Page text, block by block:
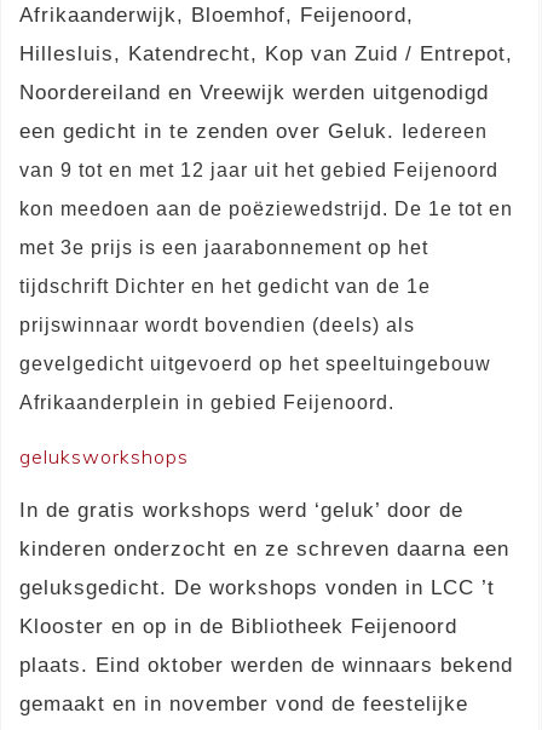
Afrikaanderwijk, Bloemhof, Feijenoord,
Hillesluis, Katendrecht, Kop van Zuid / Entrepot,
Noordereiland en Vreewijk werden uitgenodigd
een gedicht in te zenden over Geluk.
Iedereen
van 9 tot en met 12 jaar uit het gebied Feijenoord
kon meedoen aan de poëziewedstrijd. De 1e tot en
met 3e prijs is een jaarabonnement op het
tijdschrift Dichter en het gedicht van de 1e
prijswinnaar wordt bovendien (deels) als
gevelgedicht uitgevoerd op het speeltuingebouw
Afrikaanderplein in gebied Feijenoord.
geluksworkshops
In de gratis workshops werd ‘geluk’ door de
kinderen onderzocht en ze schreven daarna een
geluksgedicht. De workshops vonden in LCC ’t
Klooster en op in de Bibliotheek Feijenoord
plaats. Eind oktober werden de winnaars bekend
gemaakt en in november vond de feestelijke